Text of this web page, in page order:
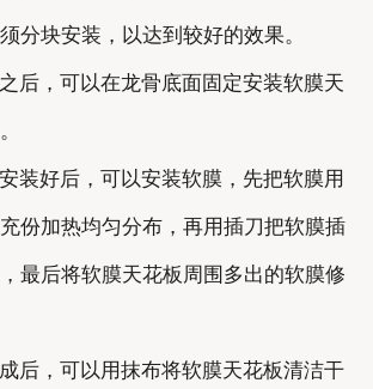
分块安装，以达到较好的效果。
后，可以在龙骨底面固定安装软膜天
装好后，可以安装软膜，先把软膜用
份加热均匀分布，再用插刀把软膜插
最后将软膜天花板周围多出的软膜修
后，可以用抹布将软膜天花板清洁干